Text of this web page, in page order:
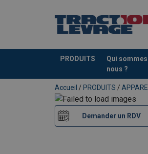
PRODUITS
Qui
nous ?
Ajouté au panier
Accueil / PRODUITS /
Demander un RDV